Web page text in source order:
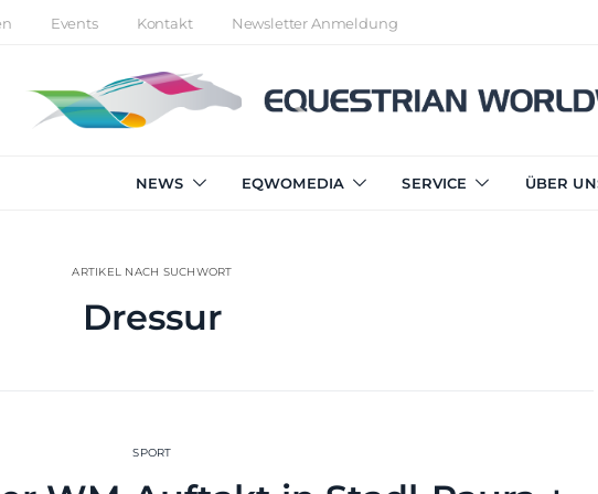
Events Kontakt Newsletter Anmeldung
NEWS EQWOMEDIA SERVICE ÜBER
ARTIKEL NACH SUCHWORT
Dressur
SPORT